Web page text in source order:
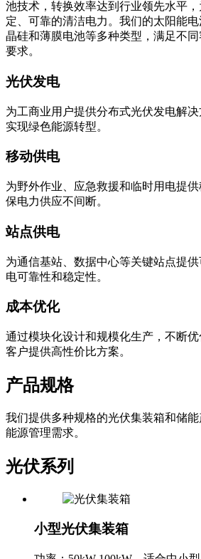
池技术，转换效率达到行业领先水平
定、可靠的清洁电力。我们的太阳能
晶硅和薄膜电池等多种类型，满足不
要求。
光伏发电
为工商业用户提供分布式光伏发电解决
实现绿色能源转型。
移动供电
为野外作业、应急救援和临时用电提
保电力供应不间断。
站点供电
为通信基站、数据中心等关键站点提
电可靠性和稳定性。
成本优化
通过模块化设计和规模化生产，不断
客户提供高性价比方案。
产品规格
我们提供多种规格的光伏集装箱和储
能源管理需求。
光伏系列
小型光伏集装箱